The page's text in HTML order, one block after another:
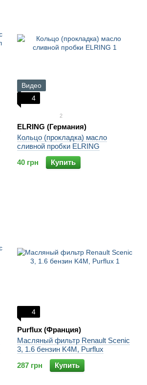
Видео
4
2
ELRING (Германия)
Кольцо (прокладка) масло
сливной пробки ELRING
40 грн
Купить
4
Purflux (Франция)
Масляный фильтр Renault Scenic
3, 1.6 бензин K4M, Purflux
287 грн
Купить